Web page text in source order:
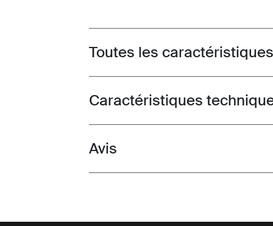
Toggle features
Toutes les caractéristiques
Toggle techspec
Caractéristiques
Toggle overview
Avis